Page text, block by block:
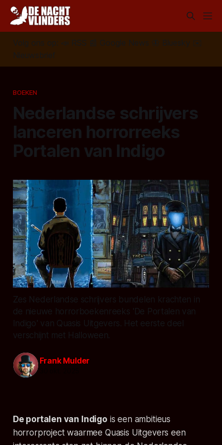
Volg ons op: 📣 RSS 📰 Google News 🦋 Bluesky
✉️
Nieuwsbrief
BOEKEN
Nederlandse schrijvers
lanceren horrorreeks
Portalen van Indigo
Zes Nederlandse schrijvers bundelen krachten in
de nieuwe horrorboekenreeks 'De Portalen van
Indigo' van Quasis Uitgevers. Het eerste deel
verschijnt met Halloween.
Frank Mulder
De portalen van Indigo is een ambitieus
horrorproject waarmee Quasis Uitgevers een